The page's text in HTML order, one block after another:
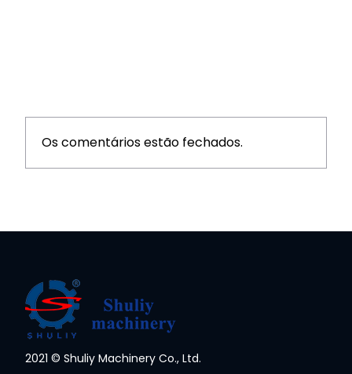
Os comentários estão fechados.
2021 © Shuliy Machinery Co., Ltd.